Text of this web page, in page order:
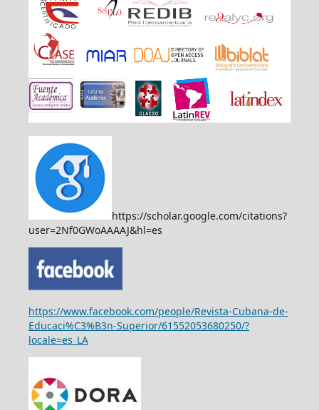
https://scholar.google.com/citations?
user=2Nf0GWoAAAAJ&hl=es
https://www.facebook.com/people/Revista-Cubana-de-
Educaci%C3%B3n-Superior/61552053680250/?
locale=es_LA